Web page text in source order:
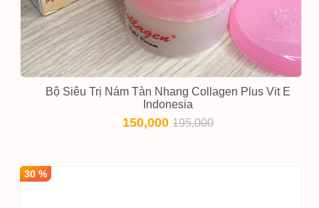
Bộ Siêu Trị Nám Tàn Nhang Collagen Plus Vit E
Indonesia
150,000195,000
30 %